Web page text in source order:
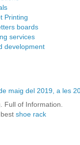
Printing
boards
services
development
maig del 2019, a les
Full of Information.
shoe rack